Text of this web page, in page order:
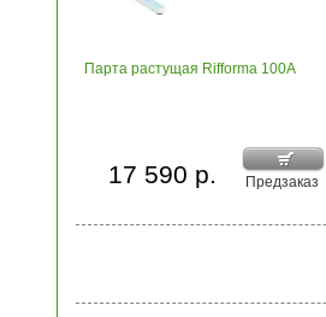
Парта растущая Rifforma 100A
Предзаказ
17 590 р.